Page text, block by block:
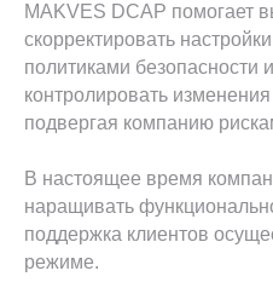
MAKVES DCAP помогает
скорректировать
политиками безопасности
контролировать
подвергая компанию
В настоящее время
наращивать
поддержка клиентов
режиме.
Подпишитесь на
новости